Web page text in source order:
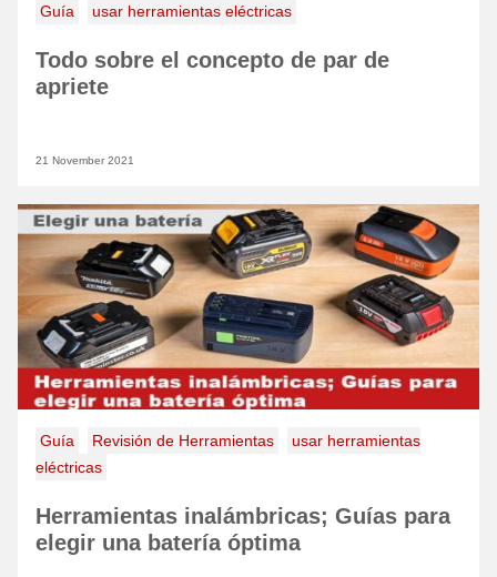
Guía usar herramientas eléctricas
Todo sobre el concepto de par de
apriete
21 November 2021
Guía Revisión de Herramientas
usar herramientas
eléctricas
Herramientas inalámbricas; Guías para
elegir una batería óptima